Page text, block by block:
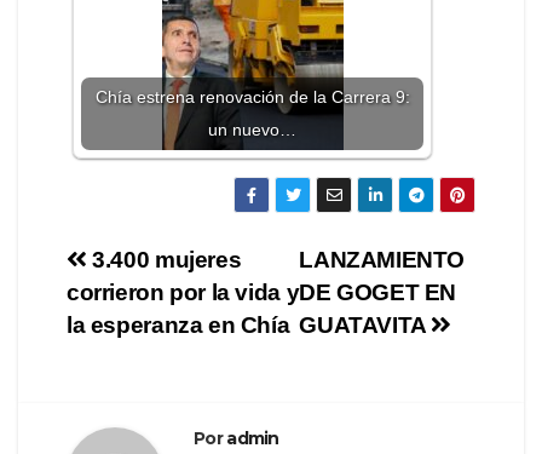
Chía estrena renovación de la Carrera 9:
un nuevo…
LANZAMIENTO
DE GOGET EN
GUATAVITA
3.400 mujeres
corrieron por la vida y
la esperanza en Chía
Poradmin